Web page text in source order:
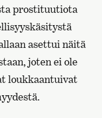
prostituutiota
asettui näitä
joten ei ole
loukkaantuivat